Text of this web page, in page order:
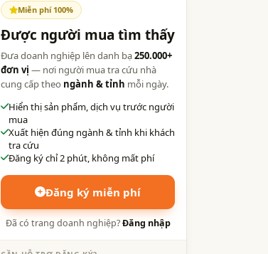
Miễn phí 100%
Được người mua tìm thấy
Đưa doanh nghiệp lên danh bạ250.000+
đơn vị — nơi người mua tra cứu nhà
cung cấp theo ngành & tỉnh mỗi ngày.
Hiển thị sản phẩm, dịch vụ trước người
mua
Xuất hiện đúng ngành & tỉnh khi khách
tra cứu
Đăng ký chỉ 2 phút, không mất phí
Đăng ký miễn phí
Đã có trang doanh nghiệp?Đăng nhập